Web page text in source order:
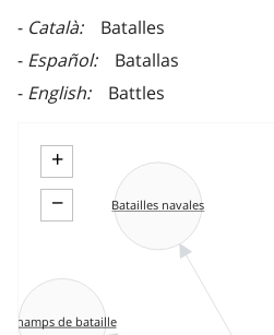
Català
Batalles
Español
Batallas
English
Battles
+
−
Champs de bataille
Batailles navales